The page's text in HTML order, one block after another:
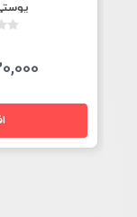
620,000